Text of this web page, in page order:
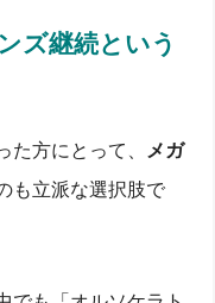
ズ継続という
た方にとって、
メガ
も立派な選択肢で
リット
・デメリット
るべきリスクと合
方法